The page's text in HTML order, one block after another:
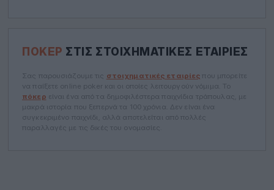
ΠΌΚΕΡ ΣΤΙΣ ΣΤΟΙΧΗΜΑΤΙΚΈΣ ΕΤΑΙΡΊΕΣ
Σας παρουσιάζουμε τις στοιχηματικές εταιρίες που μπορείτε
να παίξετε online poker και οι οποίες λειτουργούν νόμιμα. Το
πόκερ είναι ένα από τα δημοφιλέστερα παιχνίδια τράπουλας, με
μακρά ιστορία που ξεπερνά τα 100 χρόνια. Δεν είναι ένα
συγκεκριμένο παιχνίδι, αλλά αποτελείται από πολλές
παραλλαγές με τις δικές του ονομασίες.